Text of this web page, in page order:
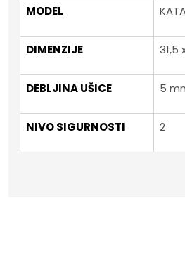
MODEL
DIMENZIJE 31,5
DEBLJINA UŠICE 5
NIVO SIGURNOSTI 2